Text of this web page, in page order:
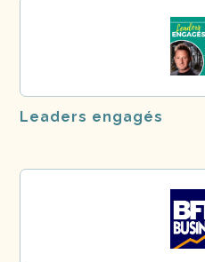
Leaders engagés